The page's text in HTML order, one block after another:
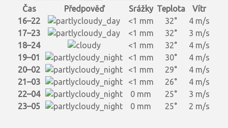
Čas Předpověď Srážky Teplota
Vítr
16–22
<1 mm 32°
4 m/s
17–23
<1 mm 32°
3 m/s
18–24
<1 mm 32°
4 m/s
19–01
<1 mm 30°
4 m/s
20–02
<1 mm 29°
4 m/s
21–03
<1 mm 26°
4 m/s
22–04
0 mm 25°
3 m/s
23–05
0 mm 25° 2 m/s